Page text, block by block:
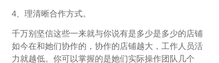
4、理清晰合作方式。
千万别坚信这些一来就与你说有是多少是多少的店铺
如今在和她们协作的，协作的店铺越大，工作人员活
力就越低。你可以掌握的是她们实际操作团队几个